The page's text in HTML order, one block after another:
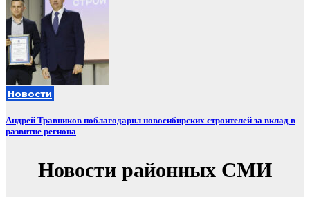
Новости
Андрей Травников поблагодарил новосибирских строителей за вклад в
развитие региона